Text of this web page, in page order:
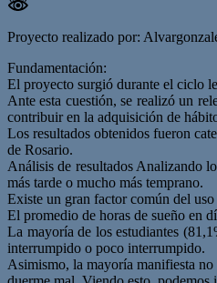
Proyecto realizado por:
Fundamentación:
El proyecto surgió durante el ciclo
Ante esta cuestión, se realizó un
contribuir en la adquisición de
Los resultados obtenidos fueron
de Rosario.
Análisis de resultados Analizando
más tarde o mucho más temprano.
Existe un gran factor común del
El promedio de horas de sueño en
La mayoría de los estudiantes
interrumpido o poco interrumpido.
Asimismo, la mayoría manifiesta no